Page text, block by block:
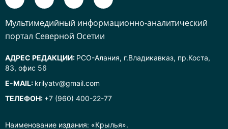
Наименование издания: «Крылья».
Mультимедийный информационно-аналитический
портал Северной Осетии
АДРЕС РЕДАКЦИИ: РСО-Алания, г.Владикавказ, пр.Коста,
83, офис 56
E-MAIL: krilyatv@gmail.com
ТЕЛЕФОН: +7 (960) 400-22-77